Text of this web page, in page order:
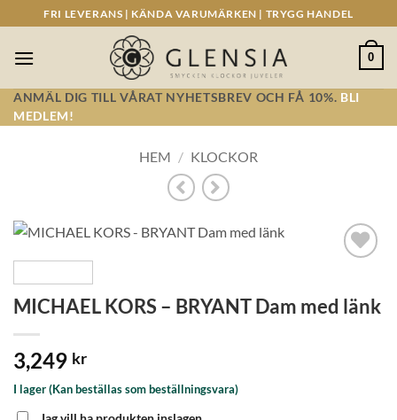
to
content
FRI LEVERANS | KÄNDA VARUMÄRKEN | TRYGG HANDEL
0
ANMÄL DIG TILL VÅRAT NYHETSBREV OCH FÅ 10%. BLI
MEDLEM!
HEM / KLOCKOR
MICHAEL KORS – BRYANT Dam med länk
3,249 kr
I lager (Kan beställas som beställningsvara)